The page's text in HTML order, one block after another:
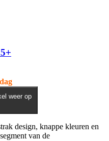
weer op
design, knappe kleuren en
van de